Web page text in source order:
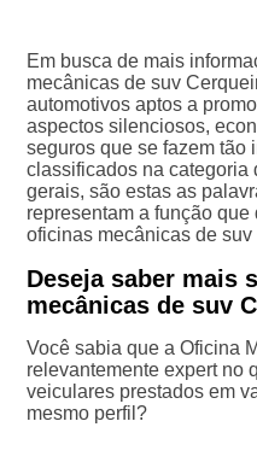
Em busca de mais
mecânicas de suv
automotivos aptos a
aspectos silenciosos,
seguros que se fazem tão
classificados na categoria
gerais, são estas as
representam a função
oficinas mecânicas de
Deseja saber mais
mecânicas de suv
Você sabia que a Oficina
relevantemente expert no
veiculares prestados em
mesmo perfil?